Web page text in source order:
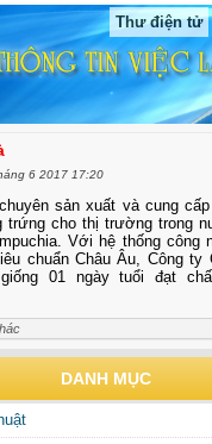
Thư điện tử
6 2017 17:20
sản xuất và cung
trứng cho thị trường trong
Với hệ thống công
chuẩn Châu Âu, Công ty
01 ngày tuổi đạt
DANH MỤC